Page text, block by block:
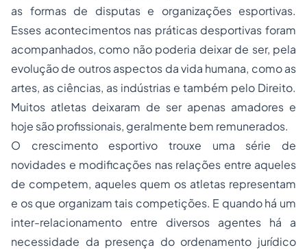
as formas de disputas e organizações esportivas.
Esses acontecimentos nas práticas desportivas foram
acompanhados, como não poderia deixar de ser, pela
evolução de outros aspectos da vida humana, como as
artes, as ciências, as indústrias e também pelo Direito.
Muitos atletas deixaram de ser apenas amadores e
hoje são profissionais, geralmente bem remunerados.
O crescimento esportivo trouxe uma série de
novidades e modificações nas relações entre aqueles
de competem, aqueles quem os atletas representam
e os que organizam tais competições. E quando há um
inter-relacionamento entre diversos agentes há a
necessidade da presença do ordenamento jurídico